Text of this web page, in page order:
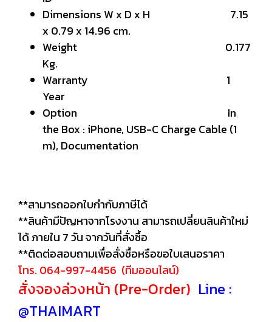
Dimensions W x D x H 7.15
x 0.79 x 14.96 cm.
Weight 0.177
Kg.
Warranty 1
Year
Option In
the Box : iPhone, USB-C Charge Cable (1
m), Documentation
**สามารถออกใบกำกับภาษีได้
**สินค้ามีปัญหาจากโรงงาน สามารถเปลี่ยนสินค้าใหม่
ได้ ภายใน 7 วัน จากวันที่สั่งซื้อ
**ติดต่อสอบถามเพื่อสั่งซื้อหรือขอใบเสนอราคา
โทร. 064-997-4456 (ทีมออนไลน์)
สั่งจองล่วงหน้า (Pre-Order) Line :
@THAIMART